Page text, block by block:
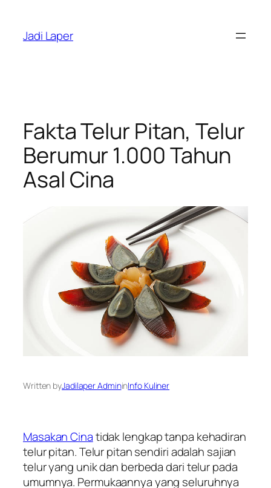
content
Jadi Laper
Fakta Telur Pitan, Telur
Berumur 1.000 Tahun
Asal Cina
Written byJadilaper AdmininInfo Kuliner
Masakan Cinatidak lengkap tanpa kehadiran
telur pitan. Telur pitan sendiri adalah sajian
telur yang unik dan berbeda dari telur pada
umumnya. Permukaannya yang seluruhnya